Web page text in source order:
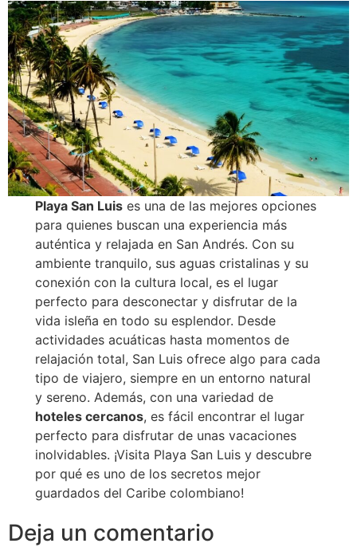
Playa San Luis es una de las mejores opciones
para quienes buscan una experiencia más
auténtica y relajada en San Andrés. Con su
ambiente tranquilo, sus aguas cristalinas y su
conexión con la cultura local, es el lugar
perfecto para desconectar y disfrutar de la
vida isleña en todo su esplendor. Desde
actividades acuáticas hasta momentos de
relajación total, San Luis ofrece algo para cada
tipo de viajero, siempre en un entorno natural
y sereno. Además, con una variedad de
hoteles cercanos, es fácil encontrar el lugar
perfecto para disfrutar de unas vacaciones
inolvidables. ¡Visita Playa San Luis y descubre
por qué es uno de los secretos mejor
guardados del Caribe colombiano!
Deja un comentario